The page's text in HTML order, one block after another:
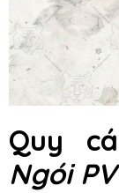
Quy
Ngói